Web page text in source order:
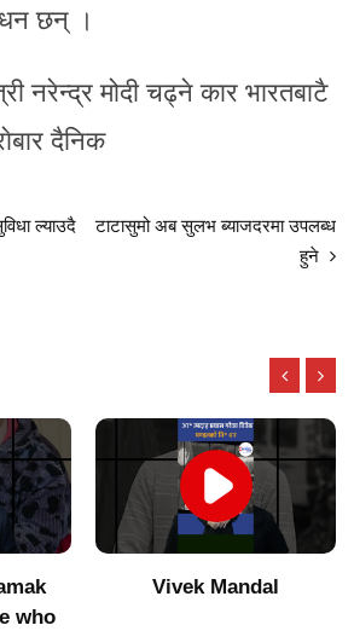
छन् ।
नरेन्द्र मोदी चढ्ने कार भारतबाटै
दैनिक
ल्याउदै
टाटासुमो अब सुलभ ब्याजदरमा उपलब्ध
हुने
who
Vivek Mandal